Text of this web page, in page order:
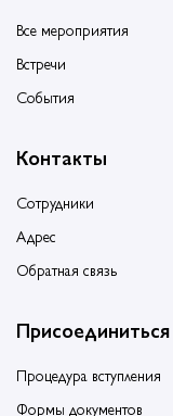
Все мероприятия
Встречи
События
Контакты
Сотрудники
Адрес
Обратная связь
Присоединиться
Процедура вступления
Формы документов